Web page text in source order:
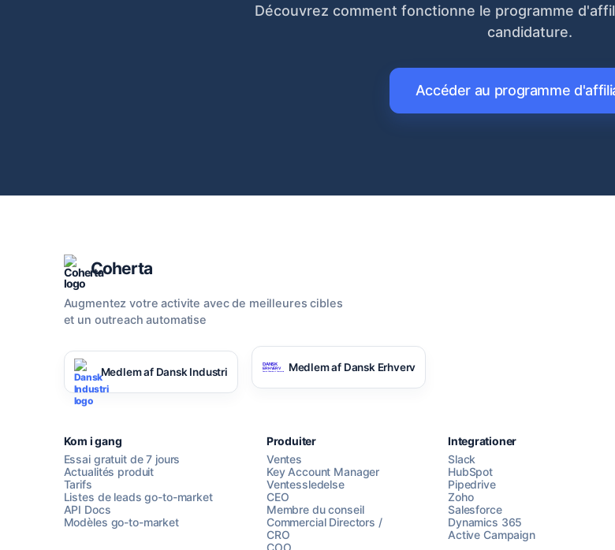
Découvrez comment fonctionne le programme
candidature.
Accéder au programme
Coherta
Augmentez votre activite avec de meilleures cibles
et un outreach automatise
Medlem af Dansk Industri Medlem af Dansk Erhverv
Kom i gang
Essai gratuit de 7 jours
Actualités produit
Tarifs
Listes de leads go-to-market
API Docs
Modèles go-to-market
Produiter
Ventes
Key Account Manager
Ventessledelse
CEO
Membre du conseil
Commercial Directors /
CRO
COO
Integrationer
Slack
HubSpot
Pipedrive
Zoho
Salesforce
Dynamics 365
Active Campaign